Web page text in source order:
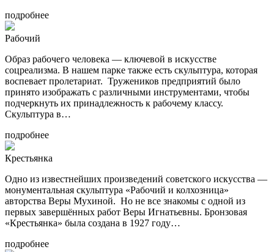
подробнее
Рабочий
Образ рабочего человека — ключевой в искусстве
соцреализма. В нашем парке также есть скульптура, которая
воспевает пролетариат. Тружеников предприятий было
принято изображать с различными инструментами, чтобы
подчеркнуть их принадлежность к рабочему классу.
Скульптура в…
подробнее
Крестьянка
Одно из известнейших произведений советского искусства —
монументальная скульптура «Рабочий и колхозница»
авторства Веры Мухиной. Но не все знакомы с одной из
первых завершённых работ Веры Игнатьевны. Бронзовая
«Крестьянка» была создана в 1927 году…
подробнее